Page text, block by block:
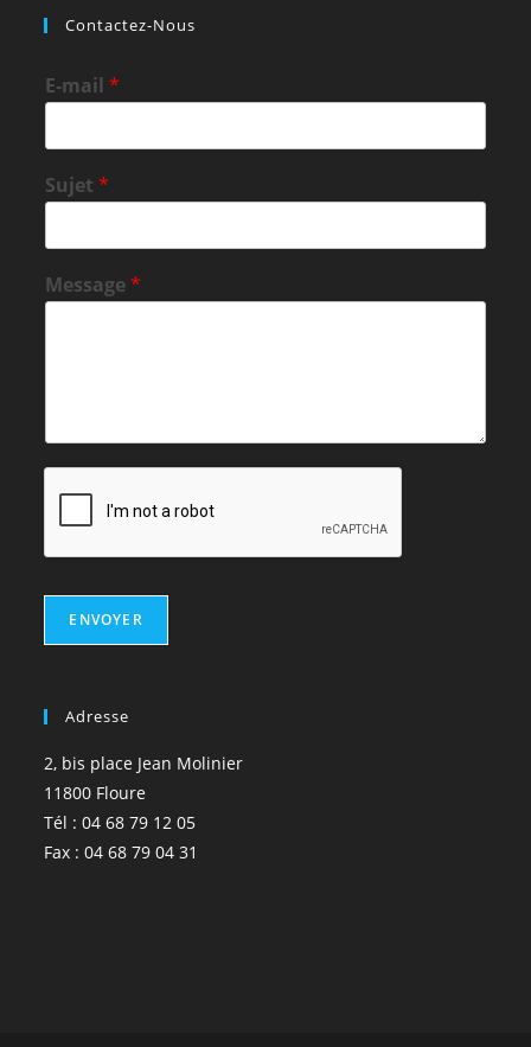
Contactez-Nous
E-mail*
Sujet*
Message*
ENVOYER
Adresse
2, bis place Jean Molinier
11800 Floure
Tél : 04 68 79 12 05
Fax : 04 68 79 04 31